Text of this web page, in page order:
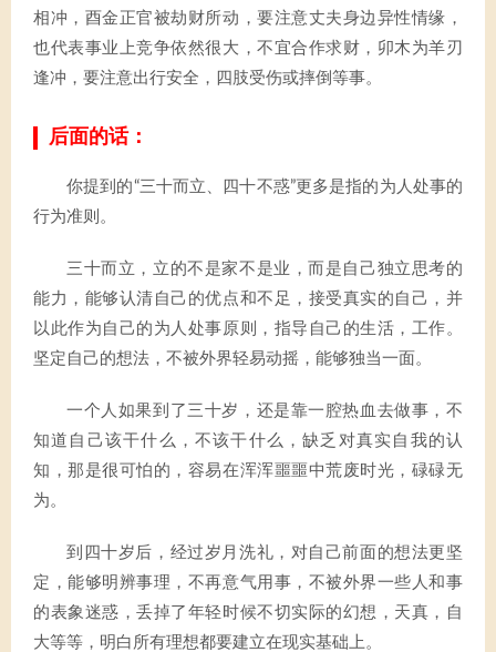
相冲，酉金正官被劫财所动，要注意丈夫身边异性情缘，
也代表事业上竞争依然很大，不宜合作求财，卯木为羊刃
逢冲，要注意出行安全，四肢受伤或摔倒等事。
后面的话：
你提到的“三十而立、四十不惑”更多是指的为人处事的
行为准则。
三十而立，立的不是家不是业，而是自己独立思考的
能力，能够认清自己的优点和不足，接受真实的自己，并
以此作为自己的为人处事原则，指导自己的生活，工作。
坚定自己的想法，不被外界轻易动摇，能够独当一面。
一个人如果到了三十岁，还是靠一腔热血去做事，不
知道自己该干什么，不该干什么，缺乏对真实自我的认
知，那是很可怕的，容易在浑浑噩噩中荒废时光，碌碌无
为。
到四十岁后，经过岁月洗礼，对自己前面的想法更坚
定，能够明辨事理，不再意气用事，不被外界一些人和事
的表象迷惑，丢掉了年轻时候不切实际的幻想，天真，自
大等等，明白所有理想都要建立在现实基础上。